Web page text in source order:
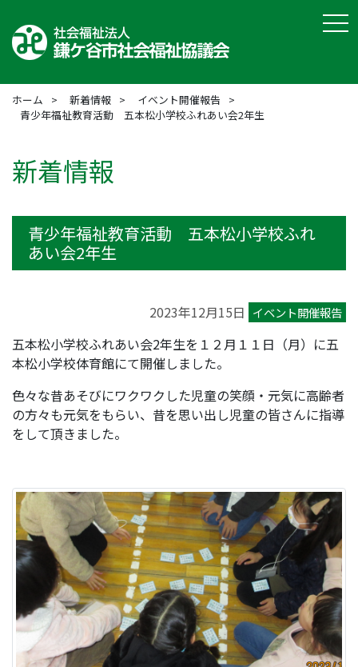
ホーム 新着情報
イベント開催報告
青少年福祉教育活動 五本松小学校ふれあい会2年生
新着情報
青少年福祉教育活動 五本松小学校ふれ
あい会2年生
2023年12月15日 イベント開催報告
五本松小学校ふれあい会2年生を１２月１１日（月）に五
本松小学校体育館にて開催しました。
色々な昔あそびにワクワクした児童の笑顔・元気に高齢者
の方々も元気をもらい、昔を思い出し児童の皆さんに指導
をして頂きました。